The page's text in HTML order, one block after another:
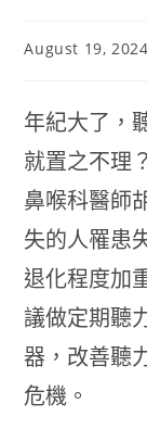
August 19, 2024
年紀大了，
就置之不理
鼻喉科醫師
失的人罹患
退化程度加
議做定期聽
器，改善聽
危機。